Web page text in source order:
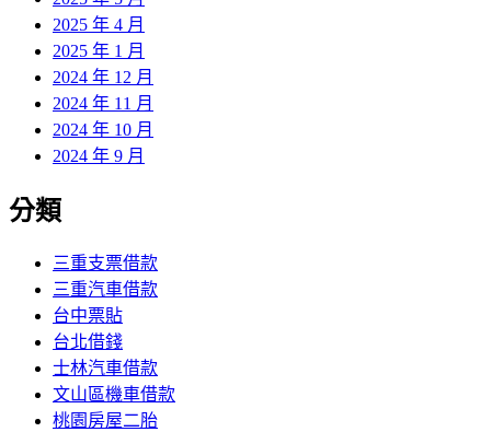
2025 年 4 月
2025 年 1 月
2024 年 12 月
2024 年 11 月
2024 年 10 月
2024 年 9 月
分類
三重支票借款
三重汽車借款
台中票貼
台北借錢
士林汽車借款
文山區機車借款
桃園房屋二胎